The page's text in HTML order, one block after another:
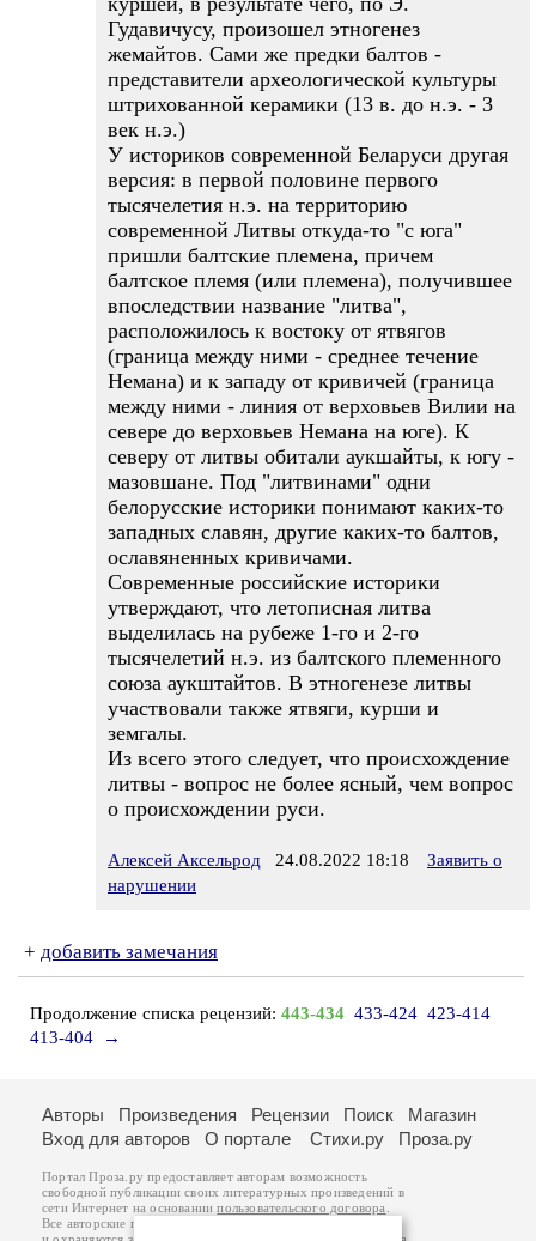
Гудавичусу, произошел этногенез
жемайтов. Сами же предки балтов -
представители археологической культуры
штрихованной керамики (13 в. до н.э. - 3
век н.э.)
У историков современной Беларуси другая
версия: в первой половине первого
тысячелетия н.э. на территорию
современной Литвы откуда-то "с юга"
пришли балтские племена, причем
балтское племя (или племена), получившее
впоследствии название "литва",
расположилось к востоку от ятвягов
(граница между ними - среднее течение
Немана) и к западу от кривичей (граница
между ними - линия от верховьев Вилии на
севере до верховьев Немана на юге). К
северу от литвы обитали аукшайты, к югу -
мазовшане. Под "литвинами" одни
белорусские историки понимают каких-то
западных славян, другие каких-то балтов,
ославяненных кривичами.
Современные российские историки
утверждают, что летописная литва
выделилась на рубеже 1-го и 2-го
тысячелетий н.э. из балтского племенного
союза аукштайтов. В этногенезе литвы
участвовали также ятвяги, курши и
земгалы.
Из всего этого следует, что происхождение
литвы - вопрос не более ясный, чем вопрос
о происхождении руси.
Алексей Аксельрод 24.08.2022 18:18
Заявить о
нарушении
+ добавить замечания
Продолжение списка рецензий: 443-434 433-424 423-414
413-404
→
Авторы Произведения Рецензии Поиск
Магазин
Вход для авторов
О портале Стихи.ру Проза.ру
Портал Проза.ру предоставляет авторам возможность
свободной публикации своих литературных произведений в
сети Интернет на основаниипользовательского договора
Все авторские права на произведения принадлежат авторам